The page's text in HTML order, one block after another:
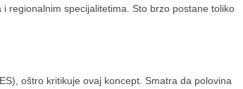
regionalnim specijalitetima. Sto brzo postane toliko
oštro kritikuje ovaj koncept. Smatra da polovina